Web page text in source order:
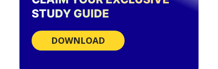
STUDY GUIDE
DOWNLOAD